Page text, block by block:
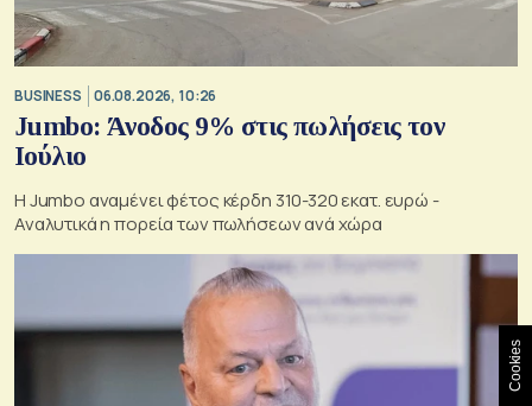
BUSINESS 06.08.2026, 10:26
Jumbo: Άνοδος 9% στις πωλήσεις τον
Ιούλιο
Η Jumbo αναμένει φέτος κέρδη 310-320 εκατ. ευρώ -
Αναλυτικά η πορεία των πωλήσεων ανά χώρα
Cookies